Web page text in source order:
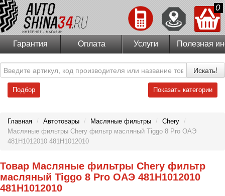
0
Гарантия Оплата Услуги Полезная
Искать!
Подбор Показать категории
Главная / Автотовары / Масляные фильтры / Chery /
Масляные фильтры Chery фильтр масляный Tiggo 8 Pro ОАЭ
481H1012010 481H1012010
Товар Масляные фильтры Chery фильтр
масляный Tiggo 8 Pro ОАЭ 481H1012010
481H1012010